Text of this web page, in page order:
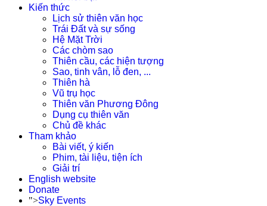
Kiến thức
Lịch sử thiên văn học
Trái Đất và sự sống
Hệ Mặt Trời
Các chòm sao
Thiên cầu, các hiện tượng
Sao, tinh vân, lỗ đen, ...
Thiên hà
Vũ trụ học
Thiên văn Phương Đông
Dụng cụ thiên văn
Chủ đề khác
Tham khảo
Bài viết, ý kiến
Phim, tài liệu, tiện ích
Giải trí
English website
Donate
">Sky Events